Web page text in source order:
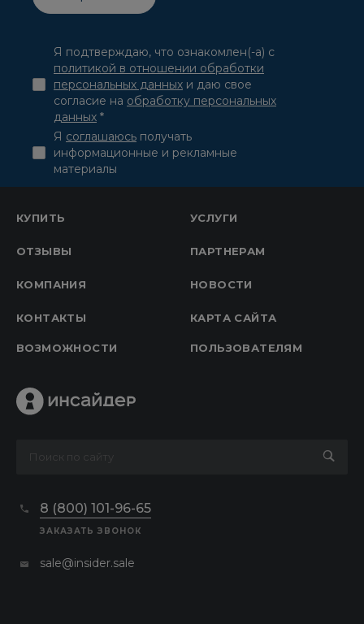
Я подтверждаю, что ознакомлен(-а) с
политикой в отношении обработки
персональных данных и даю свое
согласие на обработку персональных
данных *
Я соглашаюсь получать
информационные и рекламные
материалы
КУПИТЬ УСЛУГИ
ОТЗЫВЫ ПАРТНЕРАМ
КОМПАНИЯ НОВОСТИ
КОНТАКТЫ КАРТА САЙТА
ВОЗМОЖНОСТИ ПОЛЬЗОВАТЕЛЯМ
8 (800) 101-96-65
ЗАКАЗАТЬ ЗВОНОК
sale@insider.sale